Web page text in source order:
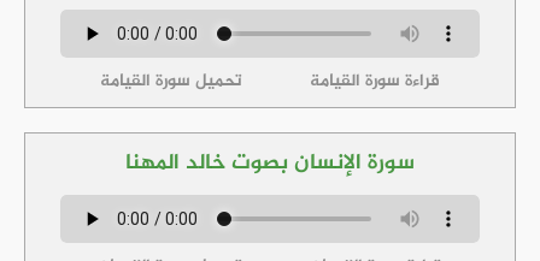
قراءة سورة القيامة تحميل سورة القيامة
سورة الإنسان بصوت خالد المهنا